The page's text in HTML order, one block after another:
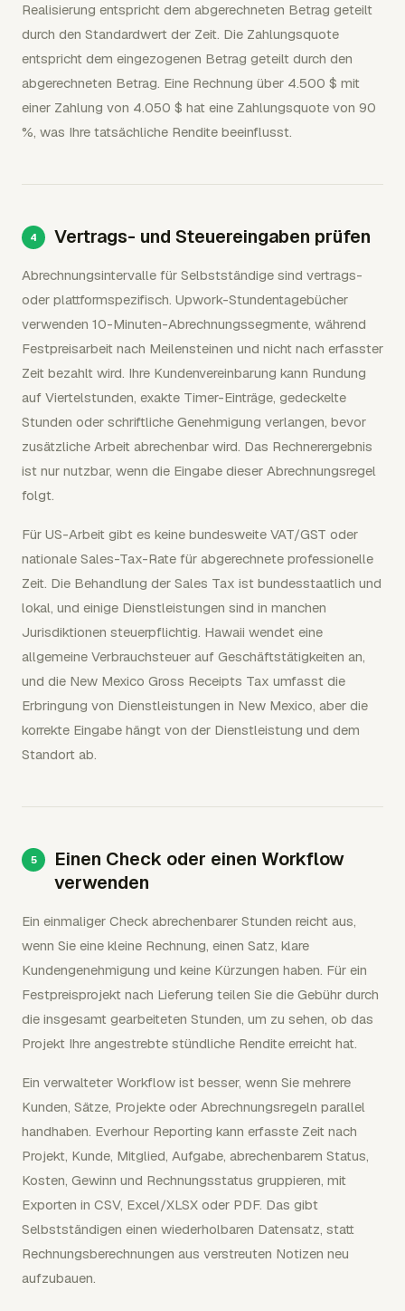
Realisierung entspricht dem abgerechneten Betrag geteilt
durch den Standardwert der Zeit. Die Zahlungsquote
entspricht dem eingezogenen Betrag geteilt durch den
abgerechneten Betrag. Eine Rechnung über 4.500 $ mit
einer Zahlung von 4.050 $ hat eine Zahlungsquote von 90
%, was Ihre tatsächliche Rendite beeinflusst.
Vertrags- und Steuereingaben prüfen
Abrechnungsintervalle für Selbstständige sind vertrags-
oder plattformspezifisch. Upwork-Stundentagebücher
verwenden 10-Minuten-Abrechnungssegmente, während
Festpreisarbeit nach Meilensteinen und nicht nach erfasster
Zeit bezahlt wird. Ihre Kundenvereinbarung kann Rundung
auf Viertelstunden, exakte Timer-Einträge, gedeckelte
Stunden oder schriftliche Genehmigung verlangen, bevor
zusätzliche Arbeit abrechenbar wird. Das Rechnerergebnis
ist nur nutzbar, wenn die Eingabe dieser Abrechnungsregel
folgt.
Für US-Arbeit gibt es keine bundesweite VAT/GST oder
nationale Sales-Tax-Rate für abgerechnete professionelle
Zeit. Die Behandlung der Sales Tax ist bundesstaatlich und
lokal, und einige Dienstleistungen sind in manchen
Jurisdiktionen steuerpflichtig. Hawaii wendet eine
allgemeine Verbrauchsteuer auf Geschäftstätigkeiten an,
und die New Mexico Gross Receipts Tax umfasst die
Erbringung von Dienstleistungen in New Mexico, aber die
korrekte Eingabe hängt von der Dienstleistung und dem
Standort ab.
Einen Check oder einen Workflow
verwenden
Ein einmaliger Check abrechenbarer Stunden reicht aus,
wenn Sie eine kleine Rechnung, einen Satz, klare
Kundengenehmigung und keine Kürzungen haben. Für ein
Festpreisprojekt nach Lieferung teilen Sie die Gebühr durch
die insgesamt gearbeiteten Stunden, um zu sehen, ob das
Projekt Ihre angestrebte stündliche Rendite erreicht hat.
Ein verwalteter Workflow ist besser, wenn Sie mehrere
Kunden, Sätze, Projekte oder Abrechnungsregeln parallel
handhaben. Everhour Reporting kann erfasste Zeit nach
Projekt, Kunde, Mitglied, Aufgabe, abrechenbarem Status,
Kosten, Gewinn und Rechnungsstatus gruppieren, mit
Exporten in CSV, Excel/XLSX oder PDF. Das gibt
Selbstständigen einen wiederholbaren Datensatz, statt
Rechnungsberechnungen aus verstreuten Notizen neu
aufzubauen.